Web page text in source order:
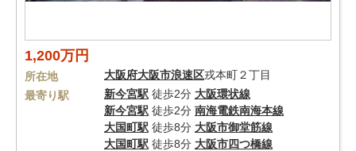
1,200万円
所在地 大阪府大阪市浪速区戎本町２丁目
最寄り駅
新今宮駅 徒歩2分 大阪環状線
新今宮駅 徒歩2分 南海電鉄南海本線
大国町駅 徒歩8分 大阪市御堂筋線
大国町駅 徒歩8分 大阪市四つ橋線